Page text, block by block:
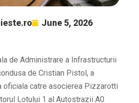
June 5, 2026
de Administrare a Infrastructurii
de Cristian Pistol, a
oficiala catre asocierea Pizzarotti
Lotului 1 al Autostrazii A0